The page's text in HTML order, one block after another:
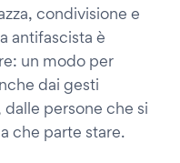
condivisione e
antifascista è
un modo per
dai gesti
persone che si
che parte stare.